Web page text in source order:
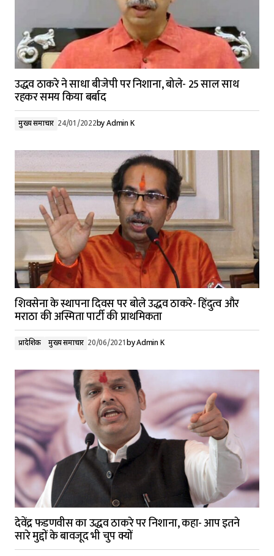
उद्धव ठाकरे ने साधा बीजेपी पर निशाना, बोले- 25 साल साथ
रहकर समय किया बर्बाद
मुख्य समाचार 24/01/2022byAdmin K
शिवसेना के स्थापना दिवस पर बोले उद्धव ठाकरे- हिंदुत्व और
मराठा की अस्मिता पार्टी की प्राथमिकता
प्रादेशिक मुख्य समाचार 20/06/2021byAdmin K
देवेंद्र फडणवीस का उद्धव ठाकरे पर निशाना, कहा- आप इतने
सारे मुद्दों के बावजूद भी चुप क्यों